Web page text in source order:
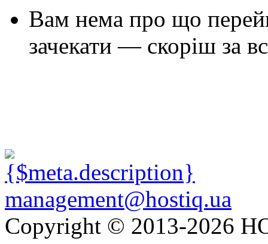
Вам нема про що
зачекати — скоріш за
management@hostiq.ua
Copyright © 2013-2026